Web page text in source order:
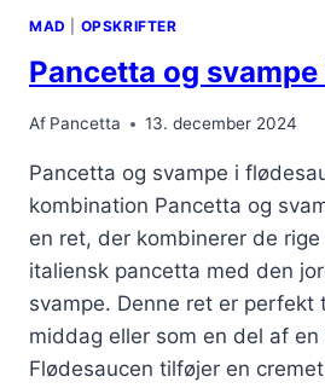
MAD OPSKRIFTER
Pancetta og
Af Pancetta 13. december 2024
Pancetta og svampe i
kombination Pancetta og
en ret, der kombinerer de
italiensk pancetta med den
svampe. Denne ret er perfekt
middag eller som en del af
Flødesaucen tilføjer en